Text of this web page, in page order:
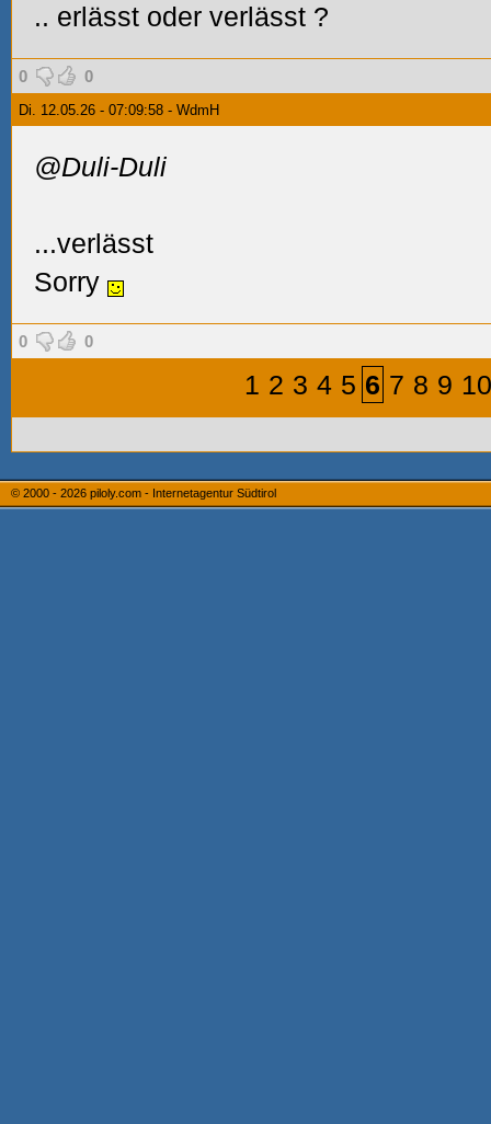
.. erlässt oder verlässt ?
0 0
Di. 12.05.26 - 07:09:58 - WdmH
@Duli-Duli
...verlässt
Sorry
0 0
1 2 3 4 5 6 7 8 9 10
© 2000 - 2026 piloly.com - Internetagentur Südtirol